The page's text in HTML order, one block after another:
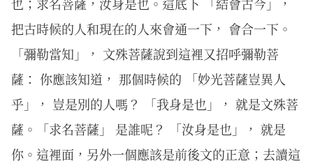
把古時候的人和現在的人來會通一下， 會合一下。
「彌勒當知」， 文殊菩薩說到這裡又招呼彌勒菩
薩： 你應該知道， 那個時候的 「妙光菩薩豈異人
乎」， 豈是別的人嗎？ 「我身是也」， 就是文殊菩
薩。「求名菩薩」 是誰呢？ 「汝身是也」， 就是
你。這裡面，另外一個應該是前後文的正意；去讀這